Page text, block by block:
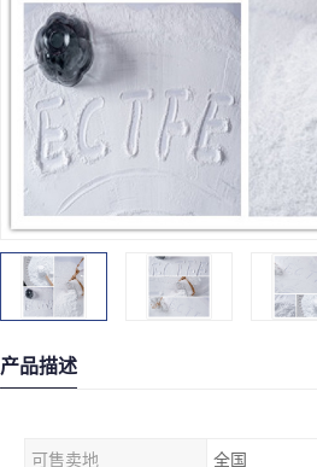
产品描述
可售卖地 全国